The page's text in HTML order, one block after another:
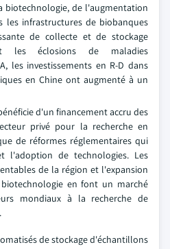
biotechnologie, de l'augmentation
les infrastructures de biobanques
de collecte et de stockage
les éclosions de maladies
les investissements en R-D dans
en Chine ont augmenté à un
d'un financement accru des
privé pour la recherche en
de réformes réglementaires qui
l'adoption de technologies. Les
de la région et l'expansion
en font un marché
mondiaux à la recherche de
de stockage d'échantillons